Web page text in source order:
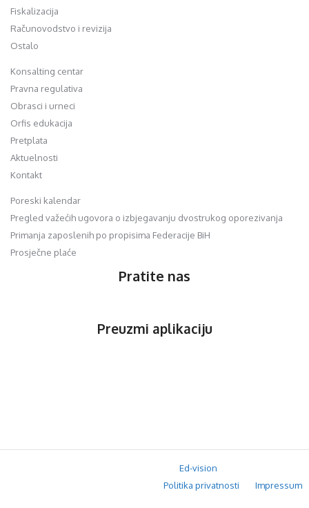
Fiskalizacija
Računovodstvo i revizija
Ostalo
Konsalting centar
Pravna regulativa
Obrasci i urneci
Orfis edukacija
Pretplata
Aktuelnosti
Kontakt
Poreski kalendar
Pregled važećih ugovora o izbjegavanju dvostrukog oporezivanja
Primanja zaposlenih po propisima Federacije BiH
Prosječne plaće
Pratite nas
Preuzmi aplikaciju
Ed-vision
Politika privatnosti
Impressum